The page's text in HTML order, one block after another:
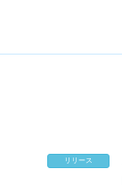
リリース